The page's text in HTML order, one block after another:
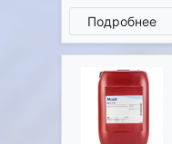
Подробнее